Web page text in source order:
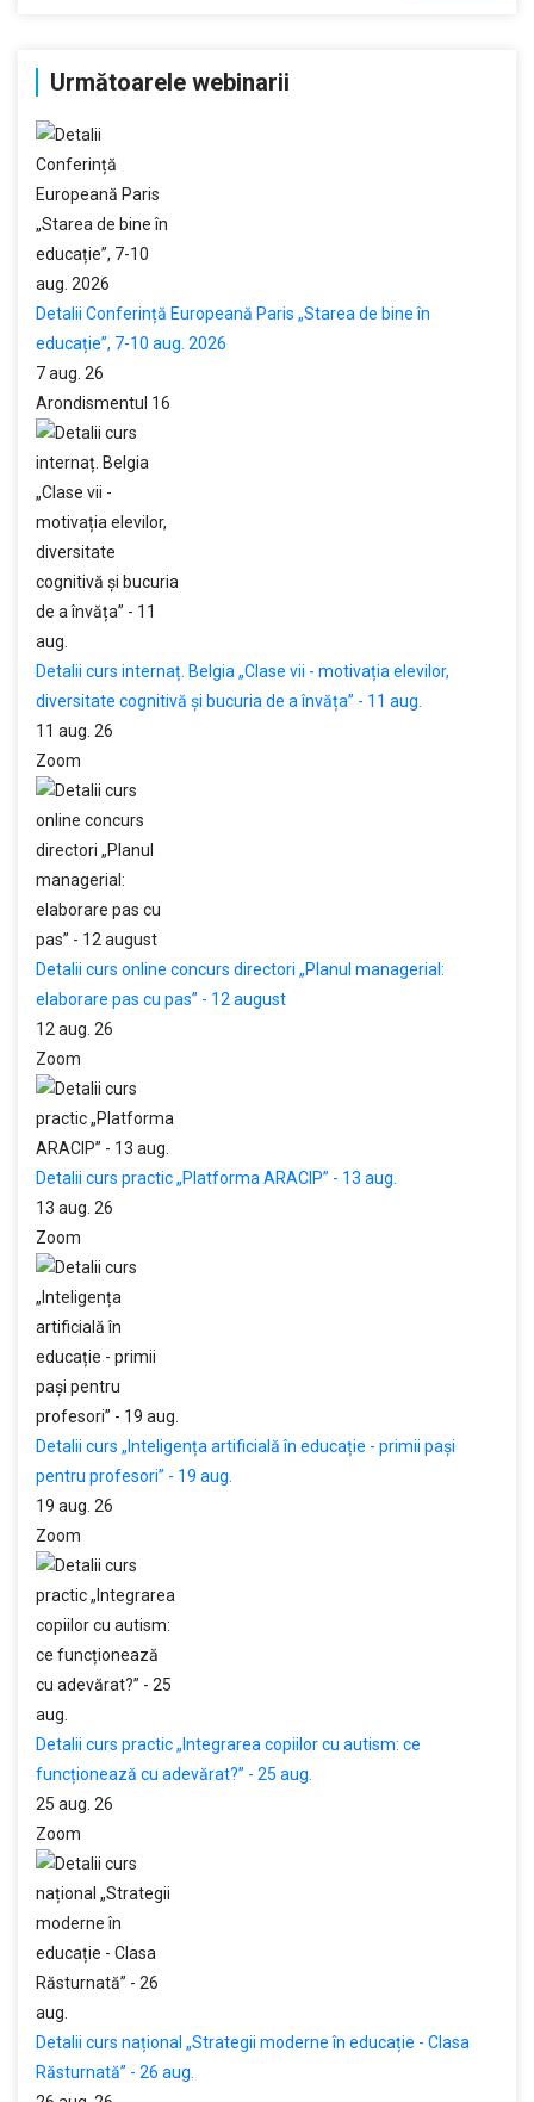
Următoarele webinarii
Detalii Conferință Europeană Paris „Starea de bine în
educație”, 7-10 aug. 2026
7 aug. 26
Arondismentul 16
Detalii curs internaț. Belgia „Clase vii - motivația elevilor,
diversitate cognitivă și bucuria de a învăța” - 11 aug.
11 aug. 26
Zoom
Detalii curs online concurs directori „Planul managerial:
elaborare pas cu pas” - 12 august
12 aug. 26
Zoom
Detalii curs practic „Platforma ARACIP” - 13 aug.
13 aug. 26
Zoom
Detalii curs „Inteligența artificială în educație - primii pași
pentru profesori” - 19 aug.
19 aug. 26
Zoom
Detalii curs practic „Integrarea copiilor cu autism: ce
funcționează cu adevărat?” - 25 aug.
25 aug. 26
Zoom
Detalii curs național „Strategii moderne în educație - Clasa
Răsturnată” - 26 aug.